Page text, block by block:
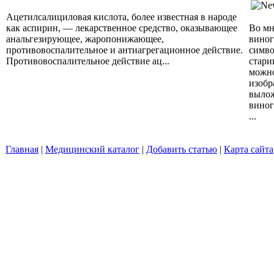
Ацетилсалициловая кислота, более известная в народе
как аспирин, — лекарственное средство, оказывающее
анальгезирующее, жаропонижающее,
противовоспалительное и антиагрегационное действие.
Противовоспалительное действие ац...
Во
...
Главная | Медицинский каталог | Добавить статью | Карта сайта